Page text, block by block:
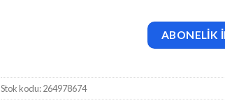
ABONELİK
Stok kodu:264978674